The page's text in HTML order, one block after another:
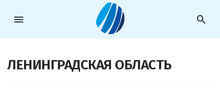
menu search
ЛЕНИНГРАДСКАЯ ОБЛАСТЬ